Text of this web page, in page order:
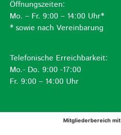
Öffnungszeiten:
Mo. – Fr. 9:00 – 14:00 Uhr*
* sowie nach Vereinbarung
Telefonische Erreichbarkeit:
Mo.- Do. 9:00 -17:00
Fr. 9:00 – 14:00 Uhr
Mitgliederbereich mit